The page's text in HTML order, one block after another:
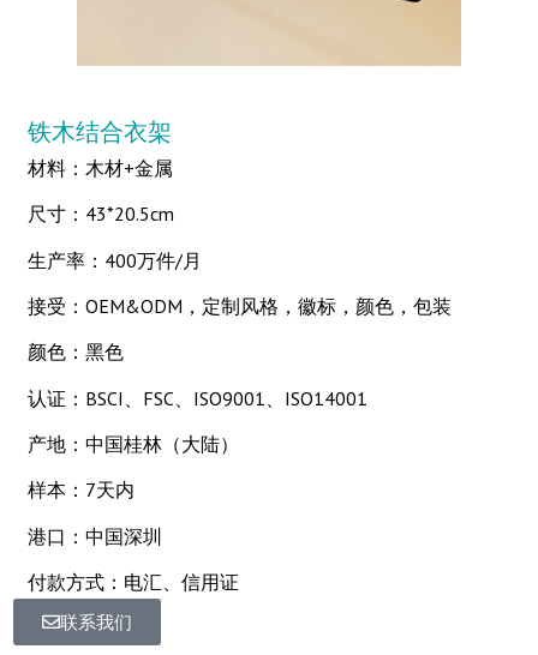
铁木结合衣架
材料：木材+金属
尺寸：43*20.5cm
生产率：400万件/月
接受：OEM&ODM，定制风格，徽标，颜色，包装
颜色：黑色
认证：BSCI、FSC、ISO9001、ISO14001
产地：中国桂林（大陆）
样本：7天内
港口：中国深圳
付款方式：电汇、信用证
联系我们